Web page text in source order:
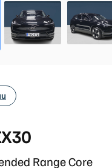
Range Core